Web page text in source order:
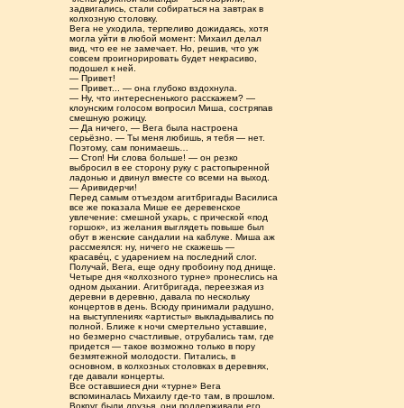
задвигались, стали собираться на завтрак в
колхозную столовку.
Вега не уходила, терпеливо дожидаясь, хотя
могла уйти в любой момент: Михаил делал
вид, что ее не замечает. Но, решив, что уж
совсем проигнорировать будет некрасиво,
подошел к ней.
— Привет!
— Привет... — она глубоко вздохнула.
— Ну, что интересненького расскажем? —
клоунским голосом вопросил Миша, состряпав
смешную рожицу.
— Да ничего, — Вега была настроена
серьёзно. — Ты меня любишь, я тебя — нет.
Поэтому, сам понимаешь…
— Стоп! Ни слова больше! — он резко
выбросил в ее сторону руку с растопыренной
ладонью и двинул вместе со всеми на выход.
— Аривидерчи!
Перед самым отъездом агитбригады Василиса
все же показала Мише ее деревенское
увлечение: смешной ухарь, с прической «под
горшок», из желания выглядеть повыше был
обут в женские сандалии на каблуке. Миша аж
рассмеялся: ну, ничего не скажешь —
красаве́ц, с ударением на последний слог.
Получай, Вега, еще одну пробоину под днище.
Четыре дня «колхозного турне» пронеслись на
одном дыхании. Агитбригада, переезжая из
деревни в деревню, давала по нескольку
концертов в день. Всюду принимали радушно,
на выступлениях «артисты» выкладывались по
полной. Ближе к ночи смертельно уставшие,
но безмерно счастливые, отрубались там, где
придется — такое возможно только в пору
безмятежной молодости. Питались, в
основном, в колхозных столовках в деревнях,
где давали концерты.
Все оставшиеся дни «турне» Вега
вспоминалась Михаилу где-то там, в прошлом.
Вокруг были друзья, они поддерживали его